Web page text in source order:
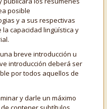
posible
y a sus respectivas
capacidad lingüística y
breve introducción u
introducción deberá ser
por todos aquellos de
y darle un máximo